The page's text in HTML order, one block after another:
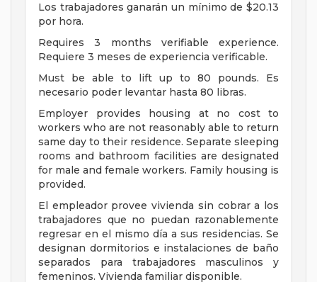
Los trabajadores ganarán un mínimo de $20.13
por hora.
Requires 3 months verifiable experience.
Requiere 3 meses de experiencia verificable.
Must be able to lift up to 80 pounds. Es
necesario poder levantar hasta 80 libras.
Employer provides housing at no cost to
workers who are not reasonably able to return
same day to their residence. Separate sleeping
rooms and bathroom facilities are designated
for male and female workers. Family housing is
provided.
El empleador provee vivienda sin cobrar a los
trabajadores que no puedan razonablemente
regresar en el mismo día a sus residencias. Se
designan dormitorios e instalaciones de baño
separados para trabajadores masculinos y
femeninos. Vivienda familiar disponible.